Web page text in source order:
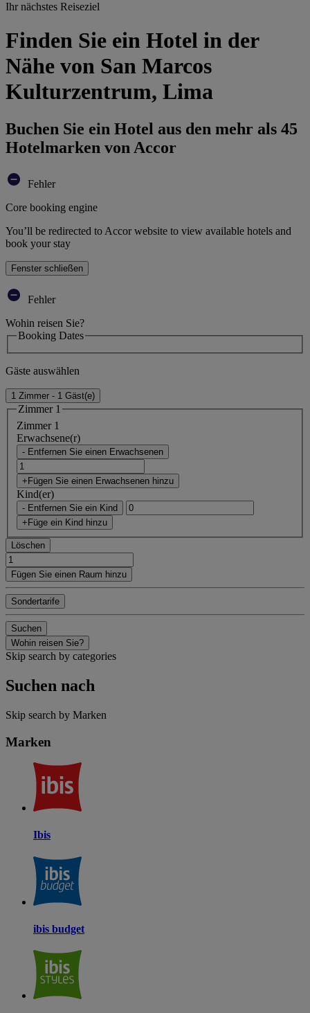
Ihr nächstes Reiseziel
Finden Sie ein Hotel in der
Nähe von San Marcos
Kulturzentrum, Lima
Buchen Sie ein Hotel aus den mehr als 45
Hotelmarken von Accor
Fehler
Core booking engine
You’ll be redirected to Accor website to view available hotels and
book your stay
Fenster schließen
Fehler
Wohin reisen Sie?
Booking Dates
Gäste auswählen
1 Zimmer - 1 Gäst(e)
Zimmer 1
Zimmer 1
Erwachsene(r)
- Entfernen Sie einen Erwachsenen
+Fügen Sie einen Erwachsenen hinzu
Kind(er)
- Entfernen Sie ein Kind
+Füge ein Kind hinzu
Löschen
Fügen Sie einen Raum hinzu
Sondertarife
Suchen
Wohin reisen Sie?
Skip search by categories
Suchen nach
Skip search by Marken
Marken
Ibis
ibis budget